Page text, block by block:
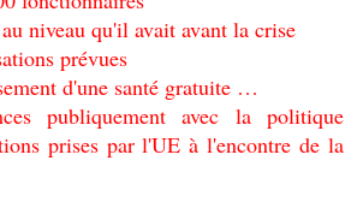
niveau qu'il avait avant la crise
prévues
d'une santé gratuite …
publiquement avec la politique
prises par l'UE à l'encontre de la